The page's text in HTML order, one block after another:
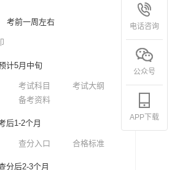
考前一周左右
计5月中旬
考试科目
考试大纲
备考资料
后1-2个月
查分入口 合格标准
分后2-3个月
电话咨询
公众号
APP下载